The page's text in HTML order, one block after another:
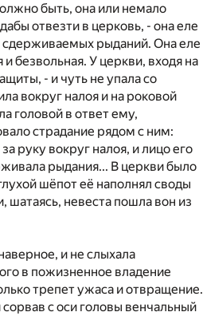
быть, она или немало
отвезти в церковь, - она еле
сдерживаемых рыданий. Она еле
безвольная. У церкви, входя на
- и чуть не упала со
вокруг налоя и на роковой
головой в ответ ему,
страдание рядом с ним:
руку вокруг налоя, и лицо его
рыдания... В церкви было
шёпот её наполнял своды
шатаясь, невеста пошла вон из
и не слыхала
в пожизненное владение
трепет ужаса и отвращение.
с оси головы венчальный